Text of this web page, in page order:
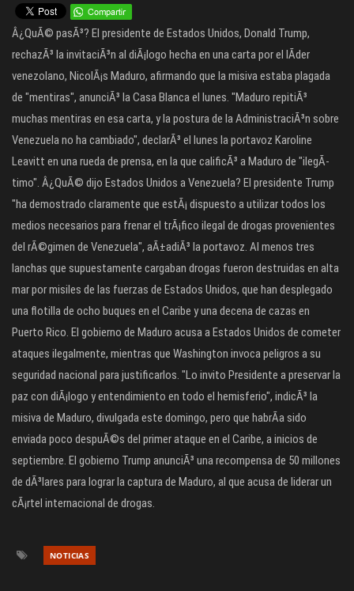
Â¿QuÃ© pasÃ³? El presidente de Estados Unidos, Donald Trump,
rechazÃ³ la invitaciÃ³n al diÃ¡logo hecha en una carta por el lÃ­der
venezolano, NicolÃ¡s Maduro, afirmando que la misiva estaba plagada
de "mentiras", anunciÃ³ la Casa Blanca el lunes. "Maduro repitiÃ³
muchas mentiras en esa carta, y la postura de la AdministraciÃ³n sobre
Venezuela no ha cambiado", declarÃ³ el lunes la portavoz Karoline
Leavitt en una rueda de prensa, en la que calificÃ³ a Maduro de "ilegÃ­
timo". Â¿QuÃ© dijo Estados Unidos a Venezuela? El presidente Trump
"ha demostrado claramente que estÃ¡ dispuesto a utilizar todos los
medios necesarios para frenar el trÃ¡fico ilegal de drogas provenientes
del rÃ©gimen de Venezuela", aÃ±adiÃ³ la portavoz. Al menos tres
lanchas que supuestamente cargaban drogas fueron destruidas en alta
mar por misiles de las fuerzas de Estados Unidos, que han desplegado
una flotilla de ocho buques en el Caribe y una decena de cazas en
Puerto Rico. El gobierno de Maduro acusa a Estados Unidos de cometer
ataques ilegalmente, mientras que Washington invoca peligros a su
seguridad nacional para justificarlos. "Lo invito Presidente a preservar la
paz con diÃ¡logo y entendimiento en todo el hemisferio", indicÃ³ la
misiva de Maduro, divulgada este domingo, pero que habrÃ­a sido
enviada poco despuÃ©s del primer ataque en el Caribe, a inicios de
septiembre. El gobierno Trump anunciÃ³ una recompensa de 50 millones
de dÃ³lares para lograr la captura de Maduro, al que acusa de liderar un
cÃ¡rtel internacional de drogas.
NOTICIAS